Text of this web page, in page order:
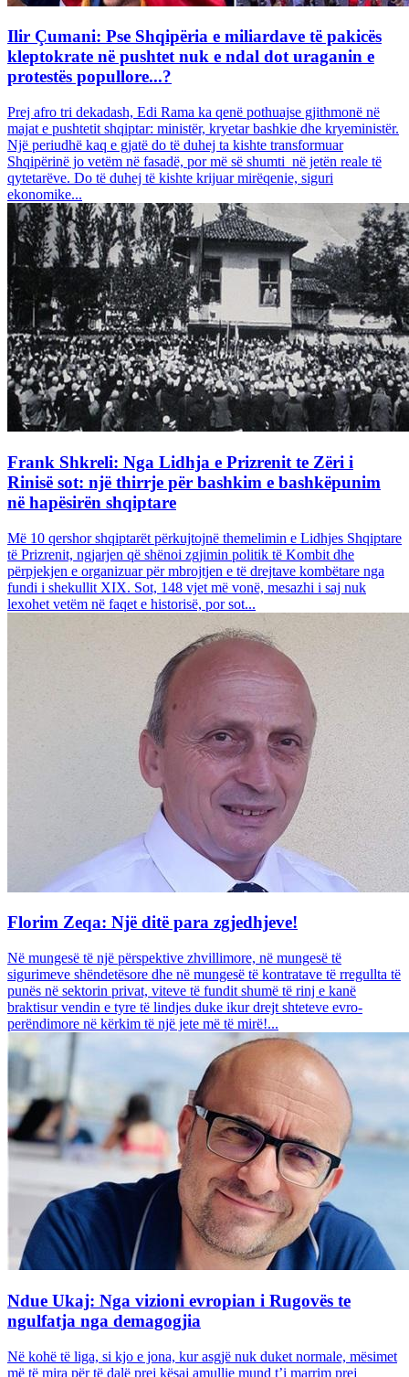
Ilir Çumani: Pse Shqipëria e miliardave të pakicës
kleptokrate në pushtet nuk e ndal dot uraganin e
protestës popullore...?
Prej afro tri dekadash, Edi Rama ka qenë pothuajse gjithmonë në
majat e pushtetit shqiptar: ministër, kryetar bashkie dhe kryeministër.
Një periudhë kaq e gjatë do të duhej ta kishte transformuar
Shqipërinë jo vetëm në fasadë, por më së shumti në jetën reale të
qytetarëve. Do të duhej të kishte krijuar mirëqenie, siguri
ekonomike...
Frank Shkreli: Nga Lidhja e Prizrenit te Zëri i
Rinisë sot: një thirrje për bashkim e bashkëpunim
në hapësirën shqiptare
Më 10 qershor shqiptarët përkujtojnë themelimin e Lidhjes Shqiptare
të Prizrenit, ngjarjen që shënoi zgjimin politik të Kombit dhe
përpjekjen e organizuar për mbrojtjen e të drejtave kombëtare nga
fundi i shekullit XIX. Sot, 148 vjet më vonë, mesazhi i saj nuk
lexohet vetëm në faqet e historisë, por sot...
Florim Zeqa: Një ditë para zgjedhjeve!
Në mungesë të një përspektive zhvillimore, në mungesë të
sigurimeve shëndetësore dhe në mungesë të kontratave të rregullta të
punës në sektorin privat, viteve të fundit shumë të rinj e kanë
braktisur vendin e tyre të lindjes duke ikur drejt shteteve evro-
perëndimore në kërkim të një jete më të mirë!...
Ndue Ukaj: Nga vizioni evropian i Rugovës te
ngulfatja nga demagogjia
Në kohë të liga, si kjo e jona, kur asgjë nuk duket normale, mësimet
më të mira për të dalë prej kësaj amullie mund t’i marrim prej